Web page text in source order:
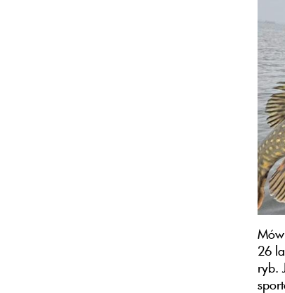
26
ryb.